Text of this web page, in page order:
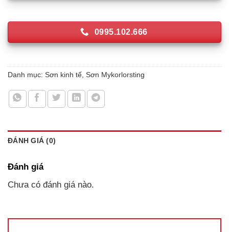
0995.102.666
Danh mục: Sơn kinh tế, Sơn Mykorlorsting
ĐÁNH GIÁ (0)
Đánh giá
Chưa có đánh giá nào.